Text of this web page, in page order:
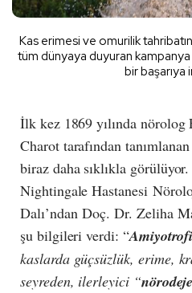
Kas erimesi ve omurilik
tüm dünyaya duyuran
bir başarıya
İlk kez 1869 yılında nörolog
Charot tarafından
biraz daha sıklıkla
Nightingale Hastanesi
Dalı’ndan Doç. Dr. Zeliha
şu bilgileri verdi: “
kaslarda güçsüzlük, erime,
seyreden, ilerleyici “